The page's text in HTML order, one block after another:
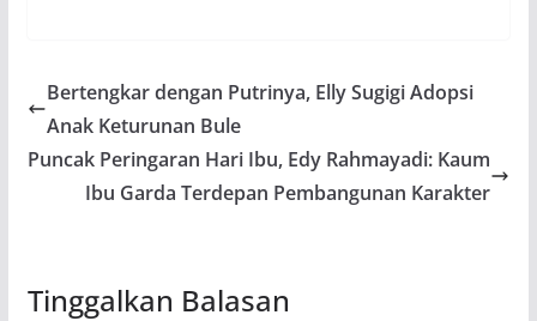
Bertengkar dengan Putrinya, Elly Sugigi Adopsi
Anak Keturunan Bule
Puncak Peringaran Hari Ibu, Edy Rahmayadi: Kaum
Ibu Garda Terdepan Pembangunan Karakter
Tinggalkan Balasan